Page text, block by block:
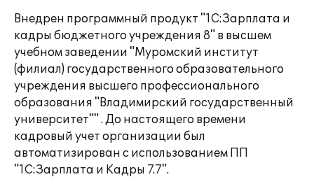
Внедрен программный продукт "1С:Зарплата и
кадры бюджетного учреждения 8" в высшем
учебном заведении "Муромский институт
(филиал) государственного образовательного
учреждения высшего профессионального
образования "Владимирский государственный
университет"" . До настоящего времени
кадровый учет организации был
автоматизирован с использованием ПП
"1С:Зарплата и Кадры 7.7".